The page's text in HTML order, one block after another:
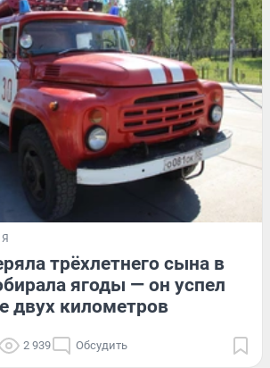
трёхлетнего сына в
ягоды — он успел
двух километров
2 939 Обсудить